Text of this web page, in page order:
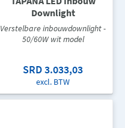
Downlight
Verstelbare inbouwdownlight -
50/60W wit model
SRD 3.033,03
excl. BTW